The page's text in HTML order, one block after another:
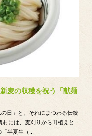
麦の収穫を祝う「献麺
日」と、それにまつわる伝統
には、麦刈りから田植えと
半夏生（...